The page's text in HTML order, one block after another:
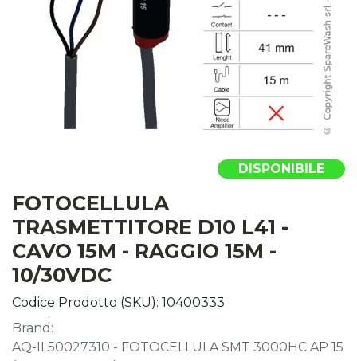
DISPONIBILE
FOTOCELLULA
TRASMETTITORE D10 L41 -
CAVO 15M - RAGGIO 15M -
10/30VDC
Codice Prodotto (SKU): 10400333
Brand:
AQ-IL50027310 - FOTOCELLULA SMT 3000HC AP 15